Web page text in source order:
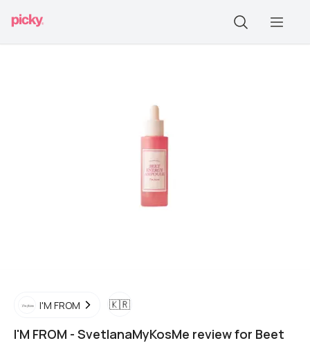
I'M FROM 🇰🇷
I'M FROM - SvetlanaMyKosMe review for Beet